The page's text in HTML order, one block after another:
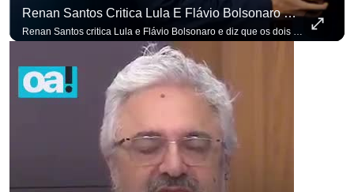
Renan Santos Critica Lula E Flávio Bolsonaro E Diz Que Os Dois São Lados Da Mesma Moeda.
Renan Santos critica Lula e Flávio Bolsonaro e diz que os dois são lados da mesma moeda. #OAntagonista Se você busca informação com credibilidade, inscreva-se agora e ative o